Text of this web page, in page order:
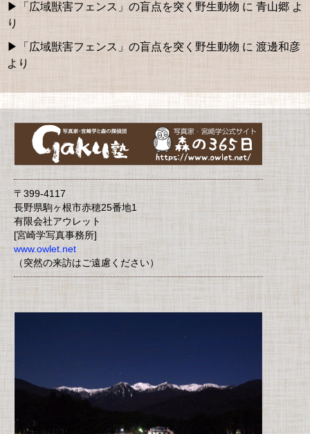
「広域獣害フェンス」の盲点を突く野生動物 に 青山郷 よ
り
「広域獣害フェンス」の盲点を突く野生動物 に 渡邊和彦
より
〒399-4117
長野県駒ヶ根市赤穂25番地1
有限会社アウレット
[宮崎学写真事務所]
www.owlet.net
（突然の来訪はご遠慮ください）